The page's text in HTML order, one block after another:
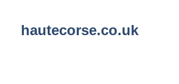
hautecorse.co.uk